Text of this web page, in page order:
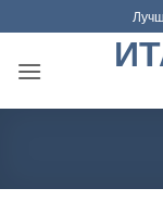
to
content